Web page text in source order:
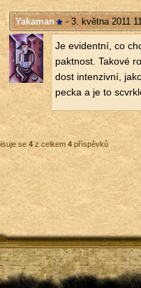
Yakaman - 3. května 2011
Je evi­dent­ní, co
pakt­nost. Ta­ko­vé
dost in­ten­ziv­ní,
pecka a je to
se 4z celkem 4příspěvků